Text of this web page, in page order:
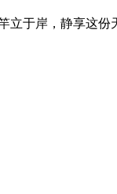
立于岸，静享这份